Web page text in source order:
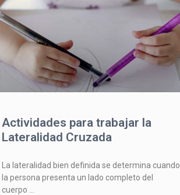
Actividades para trabajar la
Lateralidad Cruzada
La lateralidad bien definida se determina cuando
la persona presenta un lado completo del
cuerpo